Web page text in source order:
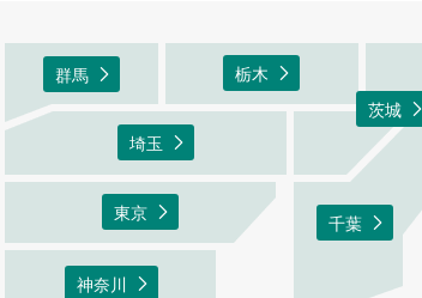
東京
神奈川
埼玉
千葉
茨城
栃木
群馬